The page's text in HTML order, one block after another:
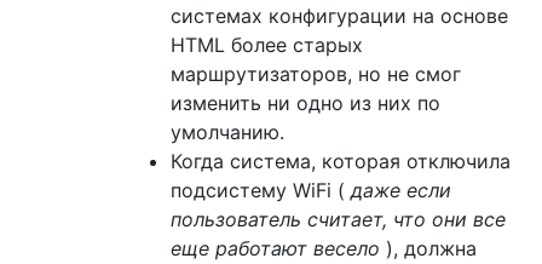
системах конфигурации на основе
HTML более старых
маршрутизаторов, но не смог
изменить ни одно из них по
умолчанию.
Когда система, которая отключила
подсистему WiFi ( даже если
пользователь считает, что они все
еще работают весело ), должна